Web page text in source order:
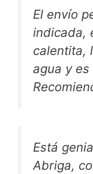
El envío
indicada,
calentita,
agua y
Está
Abriga,